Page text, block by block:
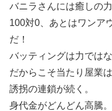
バニラさんには癒しの力
100対0、あとはワンア
だ！
バッティングは力では
だからこそ当たり屋業
誘拐の連鎖が続く。
身代金がどんどん高騰。